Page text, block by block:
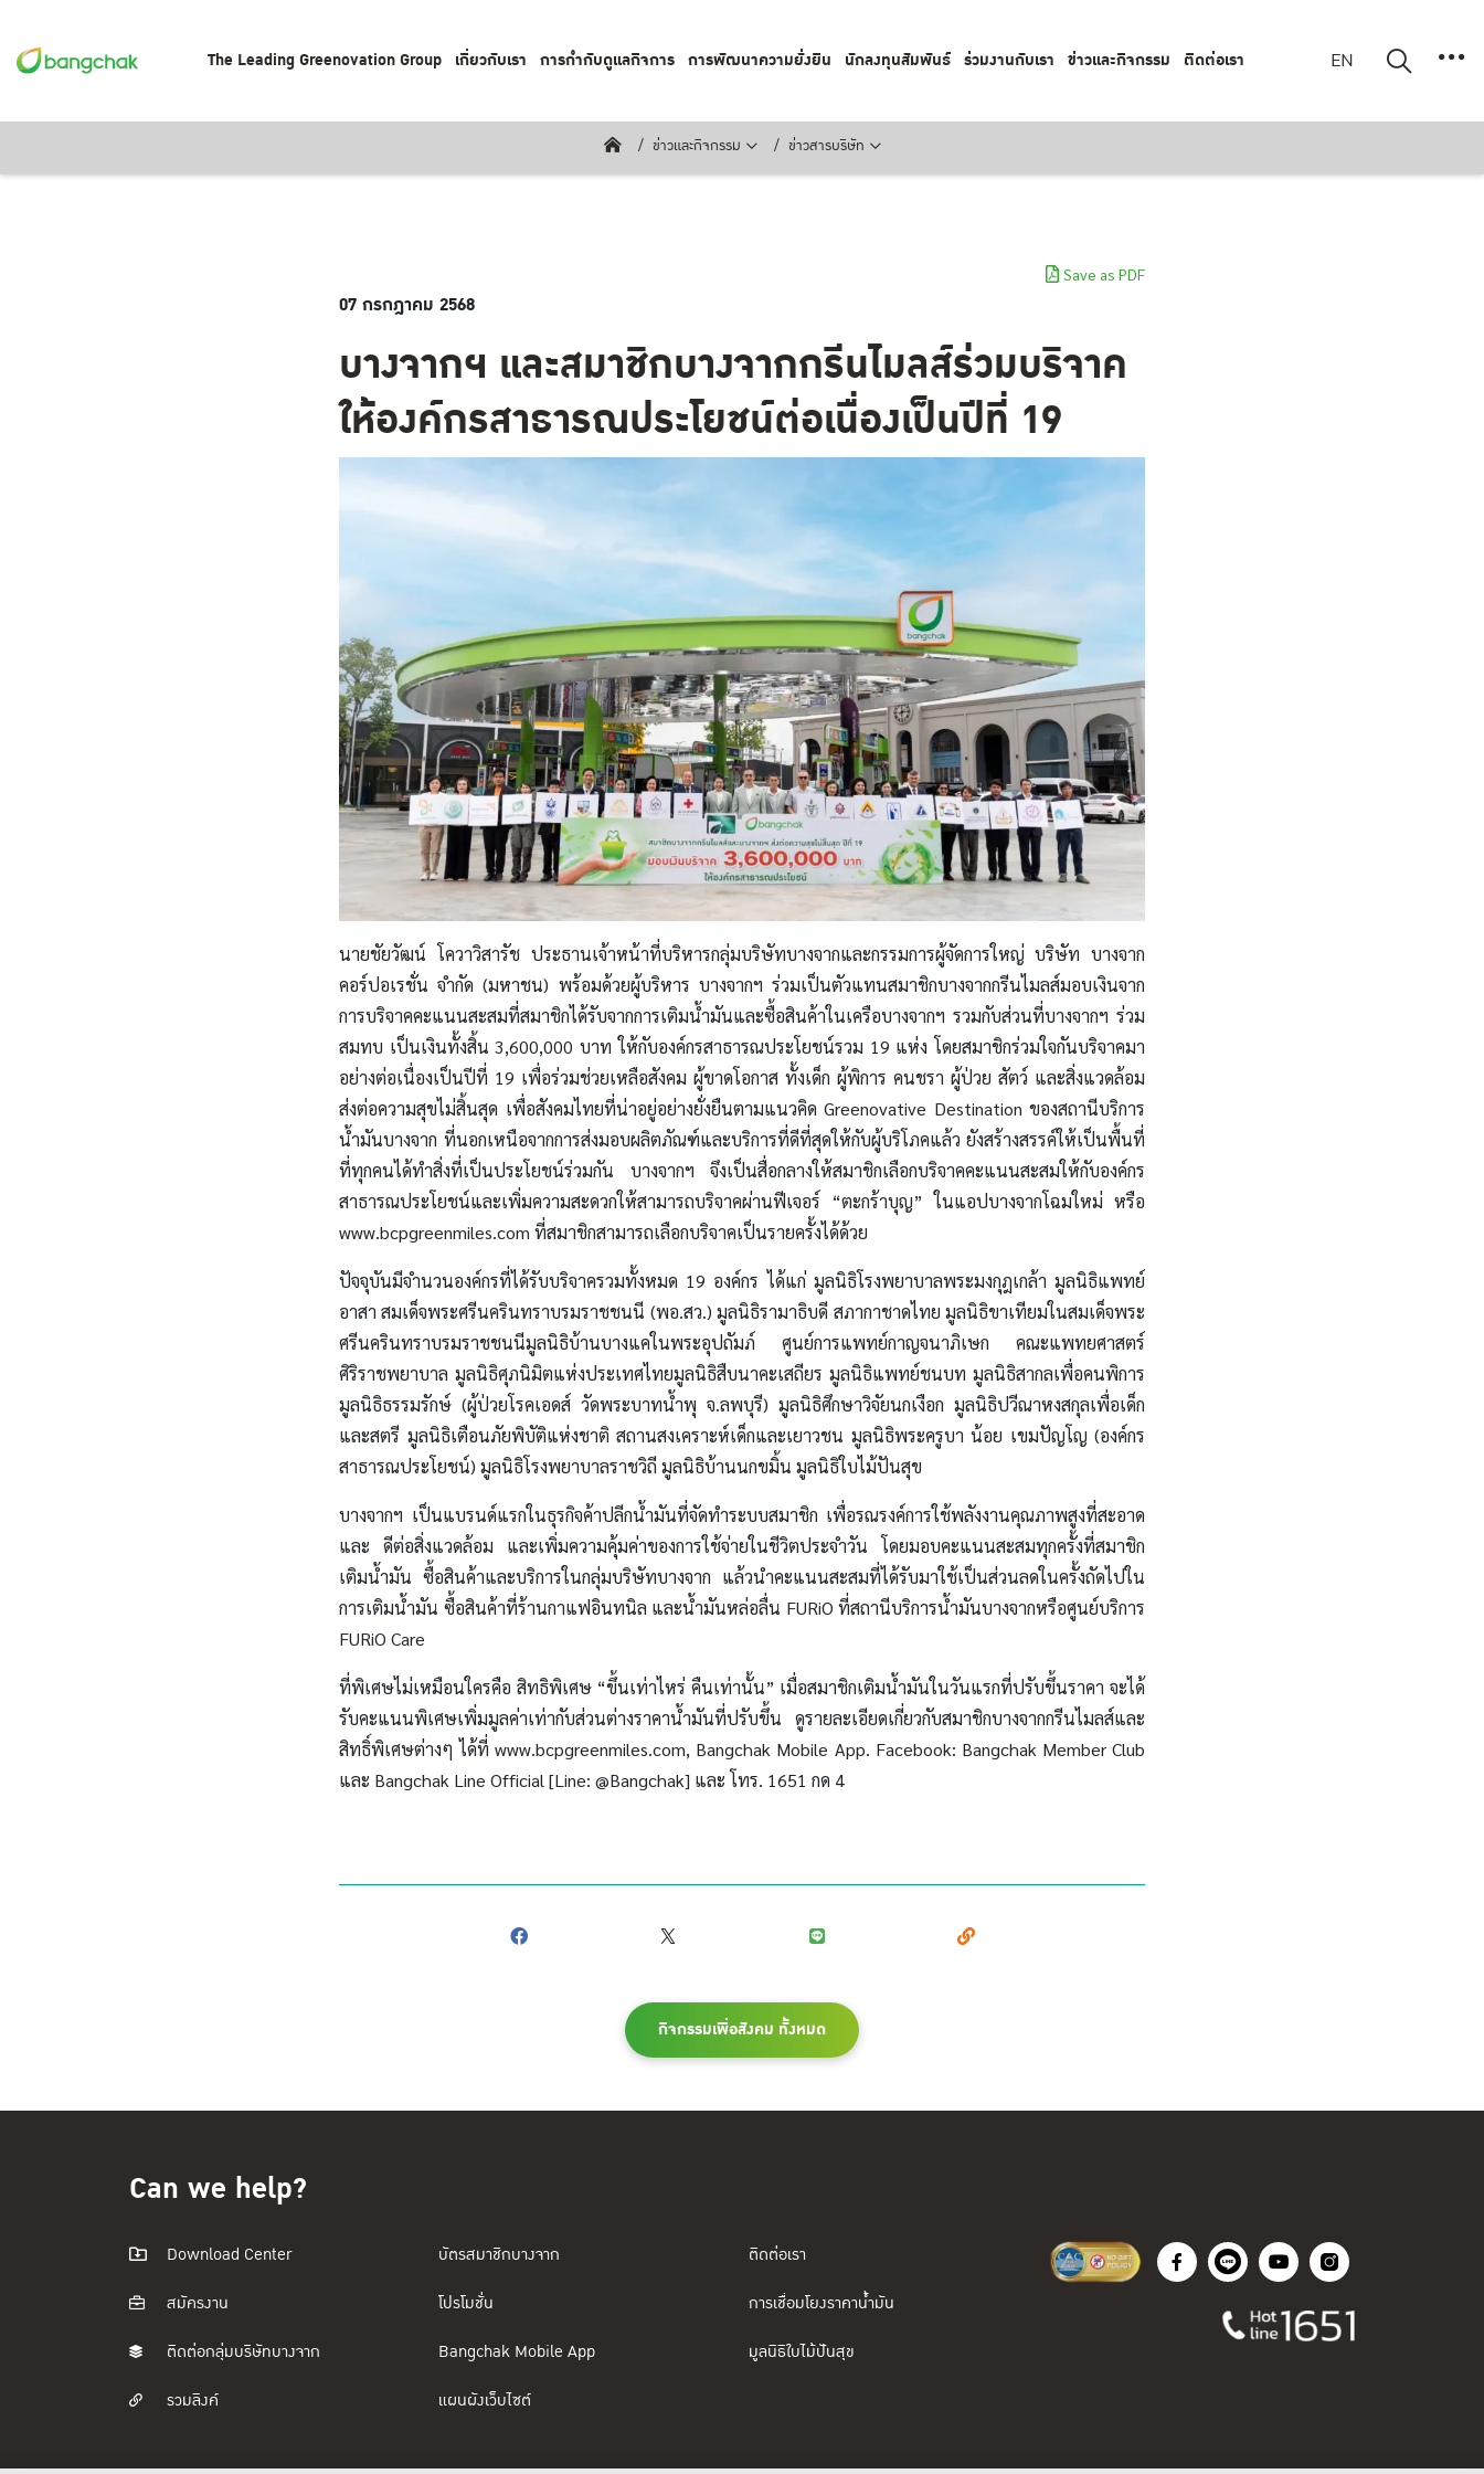
The Leading Greenovation Group เกี่ยวกับเรา การกำกับดูแลกิจการ การพัฒนาความยั่งยืน นักลงทุนสัมพันธ์ ร่วมงานกับเรา ข่าวและกิจกรรม ติดต่อเรา EN
ข่าวและกิจกรรม ข่าวสารบริษัท
Save as PDF
07 กรกฎาคม 2568
บางจากฯ และสมาชิกบางจากกรีนไมลส์ร่วมบริจาค
ให้องค์กรสาธารณประโยชน์ต่อเนื่องเป็นปีที่ 19
นายชัยวัฒน์ โควาวิสารัช ประธานเจ้าหน้าที่บริหารกลุ่มบริษัทบางจากและกรรมการผู้จัดการใหญ่ บริษัท บางจาก
คอร์ปอเรชั่น จำกัด (มหาชน) พร้อมด้วยผู้บริหาร บางจากฯ ร่วมเป็นตัวแทนสมาชิกบางจากกรีนไมลส์มอบเงินจาก
การบริจาคคะแนนสะสมที่สมาชิกได้รับจากการเติมน้ำมันและซื้อสินค้าในเครือบางจากฯ รวมกับส่วนที่บางจากฯ ร่วม
สมทบ เป็นเงินทั้งสิ้น 3,600,000 บาท ให้กับองค์กรสาธารณประโยชน์รวม 19 แห่ง โดยสมาชิกร่วมใจกันบริจาคมา
อย่างต่อเนื่องเป็นปีที่ 19 เพื่อร่วมช่วยเหลือสังคม ผู้ขาดโอกาส ทั้งเด็ก ผู้พิการ คนชรา ผู้ป่วย สัตว์ และสิ่งแวดล้อม
ส่งต่อความสุขไม่สิ้นสุด เพื่อสังคมไทยที่น่าอยู่อย่างยั่งยืนตามแนวคิด Greenovative Destination ของสถานีบริการ
น้ำมันบางจาก ที่นอกเหนือจากการส่งมอบผลิตภัณฑ์และบริการที่ดีที่สุดให้กับผู้บริโภคแล้ว ยังสร้างสรรค์ให้เป็นพื้นที่
ที่ทุกคนได้ทำสิ่งที่เป็นประโยชน์ร่วมกัน บางจากฯ จึงเป็นสื่อกลางให้สมาชิกเลือกบริจาคคะแนนสะสมให้กับองค์กร
สาธารณประโยชน์และเพิ่มความสะดวกให้สามารถบริจาคผ่านฟีเจอร์ “ตะกร้าบุญ” ในแอปบางจากโฉมใหม่ หรือ
www.bcpgreenmiles.com ที่สมาชิกสามารถเลือกบริจาคเป็นรายครั้งได้ด้วย
ปัจจุบันมีจำนวนองค์กรที่ได้รับบริจาครวมทั้งหมด 19 องค์กร ได้แก่ มูลนิธิโรงพยาบาลพระมงกุฎเกล้า มูลนิธิแพทย์
อาสา สมเด็จพระศรีนครินทราบรมราชชนนี (พอ.สว.) มูลนิธิรามาธิบดี สภากาชาดไทย มูลนิธิขาเทียมในสมเด็จพระ
ศรีนครินทราบรมราชชนนีมูลนิธิบ้านบางแคในพระอุปถัมภ์ ศูนย์การแพทย์กาญจนาภิเษก คณะแพทยศาสตร์
ศิริราชพยาบาล มูลนิธิศุภนิมิตแห่งประเทศไทยมูลนิธิสืบนาคะเสถียร มูลนิธิแพทย์ชนบท มูลนิธิสากลเพื่อคนพิการ
มูลนิธิธรรมรักษ์ (ผู้ป่วยโรคเอดส์ วัดพระบาทน้ำพุ จ.ลพบุรี) มูลนิธิศึกษาวิจัยนกเงือก มูลนิธิปวีณาหงสกุลเพื่อเด็ก
และสตรี มูลนิธิเตือนภัยพิบัติแห่งชาติ สถานสงเคราะห์เด็กและเยาวชน มูลนิธิพระครูบา น้อย เขมปัญโญ (องค์กร
สาธารณประโยชน์) มูลนิธิโรงพยาบาลราชวิถี มูลนิธิบ้านนกขมิ้น มูลนิธิใบไม้ปันสุข
บางจากฯ เป็นแบรนด์แรกในธุรกิจค้าปลีกน้ำมันที่จัดทำระบบสมาชิก เพื่อรณรงค์การใช้พลังงานคุณภาพสูงที่สะอาด
และ ดีต่อสิ่งแวดล้อม และเพิ่มความคุ้มค่าของการใช้จ่ายในชีวิตประจำวัน โดยมอบคะแนนสะสมทุกครั้งที่สมาชิก
เติมน้ำมัน ซื้อสินค้าและบริการในกลุ่มบริษัทบางจาก แล้วนำคะแนนสะสมที่ได้รับมาใช้เป็นส่วนลดในครั้งถัดไปใน
การเติมน้ำมัน ซื้อสินค้าที่ร้านกาแฟอินทนิล และน้ำมันหล่อลื่น FURiO ที่สถานีบริการน้ำมันบางจากหรือศูนย์บริการ
FURiO Care
ที่พิเศษไม่เหมือนใครคือ สิทธิพิเศษ “ขึ้นเท่าไหร่ คืนเท่านั้น” เมื่อสมาชิกเติมน้ำมันในวันแรกที่ปรับขึ้นราคา จะได้
รับคะแนนพิเศษเพิ่มมูลค่าเท่ากับส่วนต่างราคาน้ำมันที่ปรับขึ้น ดูรายละเอียดเกี่ยวกับสมาชิกบางจากกรีนไมลส์และ
สิทธิ์พิเศษต่างๆ ได้ที่ www.bcpgreenmiles.com, Bangchak Mobile App. Facebook: Bangchak Member Club
และ Bangchak Line Official [Line: @Bangchak] และ โทร. 1651 กด 4
กิจกรรมเพื่อสังคม ทั้งหมด
Can we help?
Download Center
สมัครงาน
ติดต่อกลุ่มบริษัทบางจาก
รวมลิงค์
บัตรสมาชิกบางจาก
โปรโมชั่น
Bangchak Mobile App
แผนผังเว็บไซต์
ติดต่อเรา
การเชื่อมโยงราคาน้ำมัน
มูลนิธิใบไม้ปันสุข